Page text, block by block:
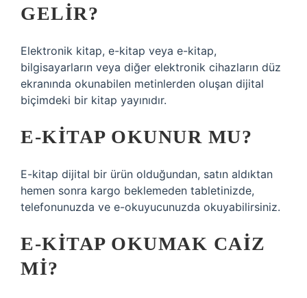
GELIR?
Elektronik kitap, e-kitap veya e-kitap,
bilgisayarların veya diğer elektronik cihazların düz
ekranında okunabilen metinlerden oluşan dijital
biçimdeki bir kitap yayınıdır.
E-KITAP OKUNUR MU?
E-kitap dijital bir ürün olduğundan, satın aldıktan
hemen sonra kargo beklemeden tabletinizde,
telefonunuzda ve e-okuyucunuzda okuyabilirsiniz.
E-KITAP OKUMAK CAIZ
MI?